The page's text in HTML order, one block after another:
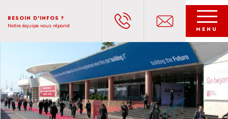
au
contenu
principal
BESOIN D'INFOS ?
Notre équipe vous répond
MENU